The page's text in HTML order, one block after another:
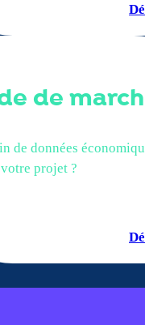
de
de données
projet ?